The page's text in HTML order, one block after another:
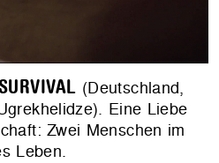
(Deutschland,
Eine Liebe
Zwei Menschen im
Leben.